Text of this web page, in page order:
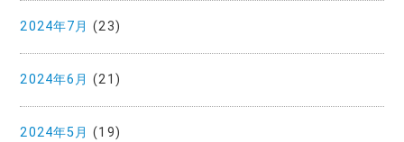
2024年7月 (23)
2024年6月 (21)
2024年5月 (19)